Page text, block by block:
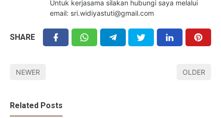
Untuk kerjasama silakan hubungi saya melalui
email: sri.widiyastuti@gmail.com
SHARE
NEWER OLDER
Related Posts